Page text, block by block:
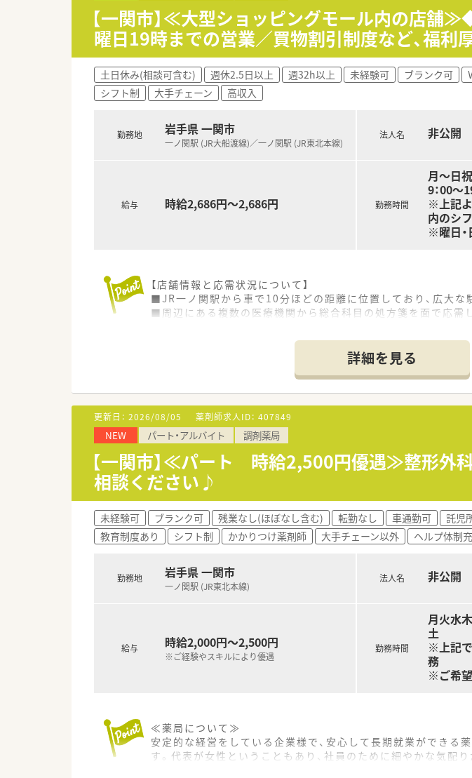
■ショッピングセンターを地域医療の拠点と捉えており、調剤
■ヘルス＆ビューティーケア事業を中核に位置付け、地域のニ
【一関市】≪大型ショッピングモール内の店
曜日19時までの営業／買物割引制度など、福利
土日休み(相談可含む) 週休2.5日以上 週32h以上 未経験可 ブランク可
シフト制
大手チェーン 高収入
勤務地 岩手県 一関市
一ノ関駅 (JR大船渡線)／一ノ関駅 (JR東北本線)
給与 時給2,686円～2,686円
法人名 非公開
勤務時間
月～日祝
9：00～
※上記よ
内のシ
※曜日
【店舗情報と応需状況について】
■JR一ノ関駅から車で10分ほどの距離に位置しており、広大な
■周辺にある複数の医療機関から総合科目の処方箋を面で応需
■国内の小売業界で圧倒的なシェアを誇る大手グループが運営
■ショッピングモールを地域医療の拠点と捉え、衣食住の全て
■地域社会のニーズを先取りするヘルスケアステーションとし
【やりがい/おすすめポイント】
■ショッピングモール内という立地上、日常的な健康相談を受
す。
■大手ならではの教育研修制度がパートスタッフにも開放され
■残業が極めて少なく休みも安定しているため、自分の時間や
詳細を見る
更新日： 2026/08/05 薬剤師求人ID： 407849
NEW パート・アルバイト 調剤薬局
【一関市】≪パート 時給2,500円優遇≫整形外
相談ください♪
未経験可 ブランク可 残業なし(ほぼなし含む) 転勤なし 車通勤可 託児
教育制度あり
シフト制 かかりつけ薬剤師 大手チェーン以外 ヘルプ体制
勤務地 岩手県 一関市
一ノ関駅 (JR東北本線)
給与 時給2,000円～2,500円
※ご経験やスキルにより優遇
法人名 非公開
勤務時間
月火水
土 8
※上記
務
※ご希
≪薬局について≫
安定的な経営をしている企業様で、安心して長期就業ができる
す。代表が女性ということもあり、社員のために細やかな気配り